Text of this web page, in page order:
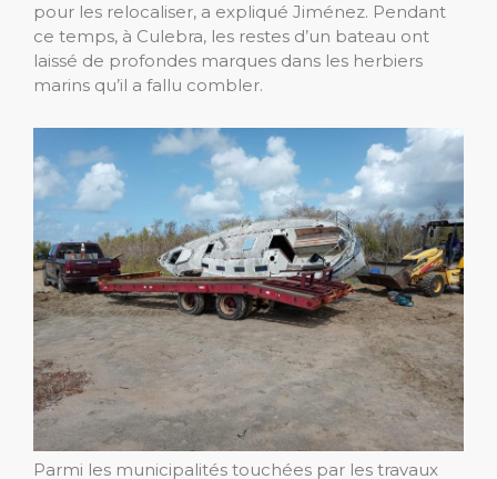
pour les relocaliser, a expliqué Jiménez. Pendant
ce temps, à Culebra, les restes d’un bateau ont
laissé de profondes marques dans les herbiers
marins qu’il a fallu combler.
Parmi les municipalités touchées par les travaux